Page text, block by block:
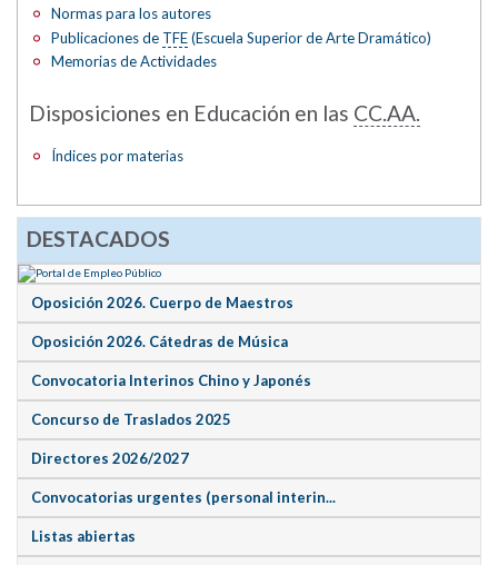
Normas para los autores
Publicaciones de TFE(Escuela Superior de Arte Dramático)
Memorias de Actividades
Disposiciones en Educación en las CC.AA.
Índices por materias
DESTACADOS
Oposición 2026. Cuerpo de Maestros
Oposición 2026. Cátedras de Música
Convocatoria Interinos Chino y Japonés
Concurso de Traslados 2025
Directores 2026/2027
Convocatorias urgentes (personal interin...
Listas abiertas